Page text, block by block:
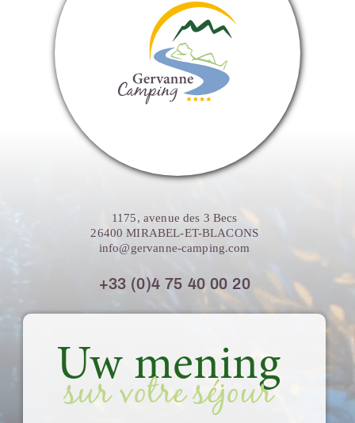
1175, avenue des 3 Becs
26400 MIRABEL-ET-BLACONS
info@gervanne-camping.com
+33 (0)4 75 40 00 20
Uw mening
sur votre séjour